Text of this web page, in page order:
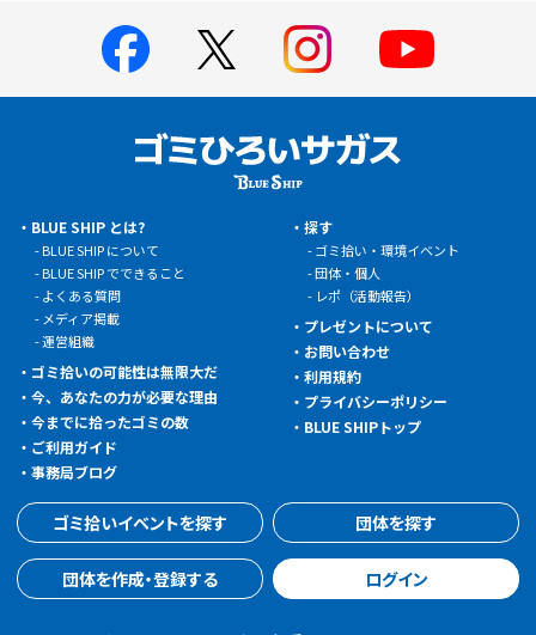
BLUE SHIP とは?
BLUE SHIP について
BLUE SHIP でできること
よくある質問
メディア掲載
運営組織
ゴミ拾いの可能性は無限大だ
今、あなたの力が必要な理由
今までに拾ったゴミの数
ご利用ガイド
事務局ブログ
探す
ゴミ拾い・環境イベント
団体・個人
レポ（活動報告）
プレゼントについて
お問い合わせ
利用規約
プライバシーポリシー
BLUE SHIPトップ
ゴミ拾いイベントを探す 団体を探す
団体を作成・登録する ログイン